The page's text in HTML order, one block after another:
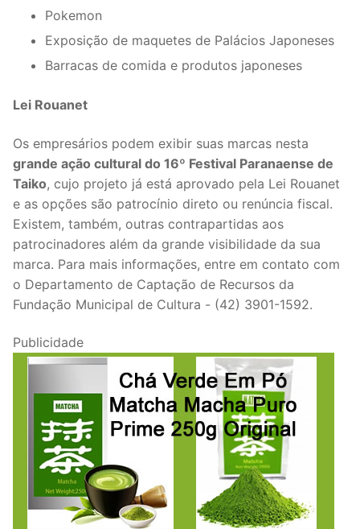
Pokemon
Exposição de maquetes de Palácios Japoneses
Barracas de comida e produtos japoneses
Lei Rouanet
Os empresários podem exibir suas marcas nesta
grande ação cultural do 16º Festival Paranaense de
Taiko, cujo projeto já está aprovado pela Lei Rouanet
e as opções são patrocínio direto ou renúncia fiscal.
Existem, também, outras contrapartidas aos
patrocinadores além da grande visibilidade da sua
marca. Para mais informações, entre em contato com
o Departamento de Captação de Recursos da
Fundação Municipal de Cultura - (42) 3901-1592.
Publicidade